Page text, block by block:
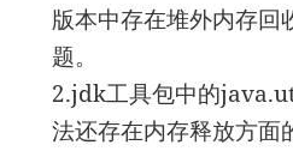
版本中存在堆外内存
题。
2.jdk工具包中的
法还存在内存释放方